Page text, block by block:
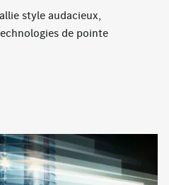
style audacieux,
de pointe